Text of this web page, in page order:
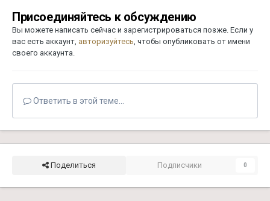
Присоединяйтесь к обсуждению
Вы можете написать сейчас и зарегистрироваться позже. Если у
вас есть аккаунт, авторизуйтесь, чтобы опубликовать от имени
своего аккаунта.
Ответить в этой теме...
Поделиться Подписчики 0